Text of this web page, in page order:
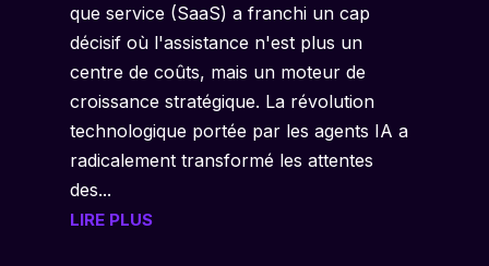
que service (SaaS) a franchi un cap
décisif où l'assistance n'est plus un
centre de coûts, mais un moteur de
croissance stratégique. La révolution
technologique portée par les agents IA a
radicalement transformé les attentes
des...
LIRE PLUS